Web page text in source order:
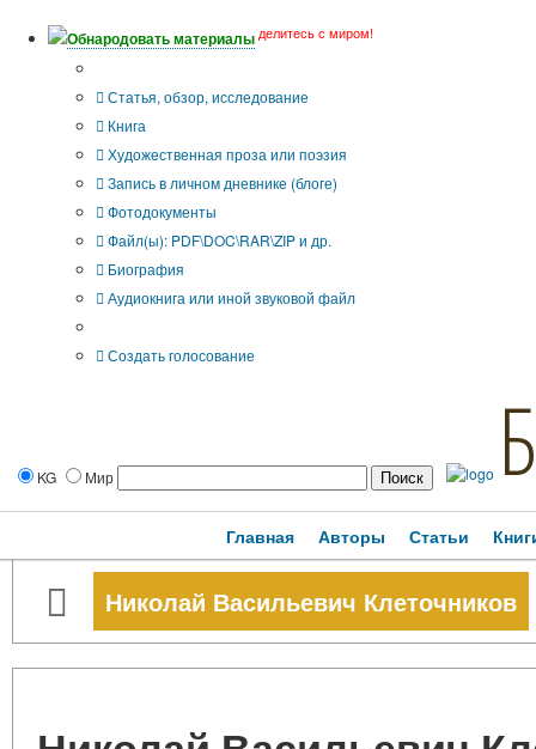
Обнародовать материалы делитесь с миром!
Статья, обзор, исследование
Книга
Художественная проза или поэзия
Запись в личном дневнике (блоге)
Фотодокументы
Файл(ы): PDF\DOC\RAR\ZIP и др.
Биография
Аудиокнига или иной звуковой файл
Создать голосование
KG Мир
Главная Авторы Статьи
Николай Васильевич Клеточников